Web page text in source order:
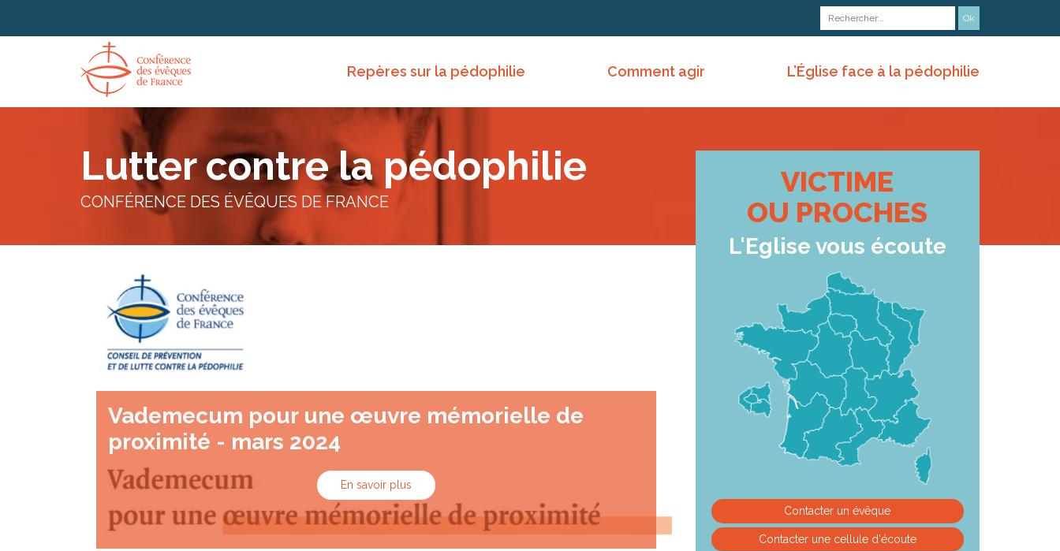
Repères sur la pédophilie Comment agir L’Église face à la pédophilie
Lutter contre la pédophilie
CONFÉRENCE DES ÉVÊQUES DE FRANCE
Vademecum pour une œuvre mémorielle de
proximité - mars 2024
En savoir plus
VICTIME
OU PROCHES
L'Eglise vous écoute
Contacter un évêque
Contacter une cellule d'écoute